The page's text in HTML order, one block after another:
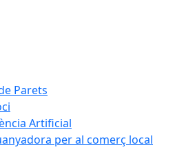
Parets
Artificial
per al comerç local